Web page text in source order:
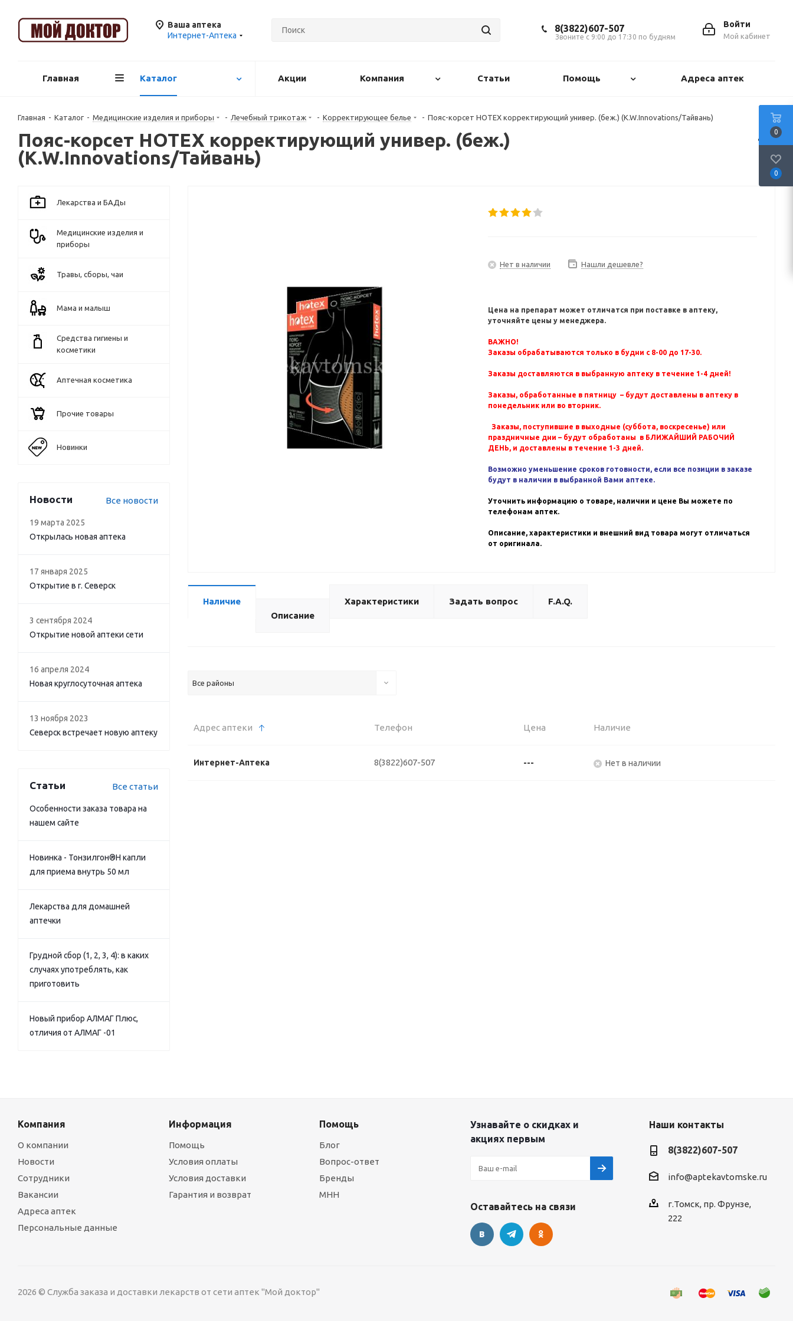
Ваша аптека
Интернет-Аптека
Войти
Мой кабинет
8(3822)607-507
Звоните с 9:00 до 17:30 по будням
Главная Каталог Акции Компания Статьи Помощь Адреса аптек
Главная - Каталог - Медицинские изделия и приборы - Лечебный трикотаж - Корректирующее белье - Пояс-корсет HOTEX корректирующий универ. (беж.) (K.W.Innovations/Тайвань)
Пояс-корсет HOTEX корректирующий универ. (беж.)
(K.W.Innovations/Тайвань)
Нет в наличии Нашли дешевле?
Цена на препарат может отличатся при поставке в аптеку,
уточняйте цены у менеджера.
ВАЖНО!
Заказы обрабатываются только в будни с 8-00 до 17-30.
Заказы доставляются в выбранную аптеку в течение 1-4 дней!
Заказы, обработанные в пятницу – будут доставлены в аптеку в
понедельник или во вторник.
Заказы, поступившие в выходные (суббота, воскресенье) или
праздничные дни – будут обработаны в БЛИЖАЙШИЙ РАБОЧИЙ
ДЕНЬ, и доставлены в течение 1-3 дней.
Возможно уменьшение сроков готовности, если все позиции в заказе
будут в наличии в выбранной Вами аптеке.
Уточнить информацию о товаре, наличии и цене Вы можете по
телефонам аптек.
Описание, характеристики и внешний вид товара могут отличаться
от оригинала.
Наличие
Описание
Характеристики Задать вопрос F.A.Q.
Все районы
Адрес аптеки Телефон Цена Наличие
Интернет-Аптека 8(3822)607-507 --- Нет в наличии
Лекарства и БАДы
Медицинские изделия и
приборы
Травы, сборы, чаи
Мама и малыш
Средства гигиены и
косметики
Аптечная косметика
Прочие товары
Новинки
Новости Все новости
19 марта 2025
Открылась новая аптека
17 января 2025
Открытие в г. Северск
3 сентября 2024
Открытие новой аптеки сети
16 апреля 2024
Новая круглосуточная аптека
13 ноября 2023
Северск встречает новую аптеку
Статьи Все статьи
Особенности заказа товара на
нашем сайте
Новинка - Тонзилгон®Н капли
для приема внутрь 50 мл
Лекарства для домашней
аптечки
Грудной сбор (1, 2, 3, 4): в каких
случаях употреблять, как
приготовить
Новый прибор АЛМАГ Плюс,
отличия от АЛМАГ -01
Компания
О компании
Новости
Сотрудники
Вакансии
Адреса аптек
Персональные данные
Информация
Помощь
Условия оплаты
Условия доставки
Гарантия и возврат
Помощь
Блог
Вопрос-ответ
Бренды
МНН
Узнавайте о скидках и
акциях первым
Оставайтесь на связи
Наши контакты
8(3822)607-507
info@aptekavtomske.ru
г.Томск, пр. Фрунзе,
222
2026 © Служба заказа и доставки лекарств от сети аптек "Мой доктор"
0
0